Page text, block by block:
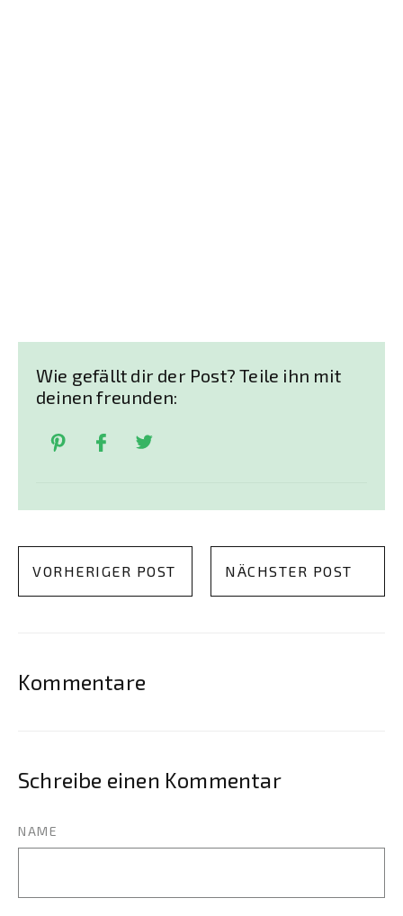
Wie gefällt dir der Post? Teile ihn mit
deinen freunden:
VORHERIGER POST NÄCHSTER POST
Kommentare
Schreibe einen Kommentar
NAME